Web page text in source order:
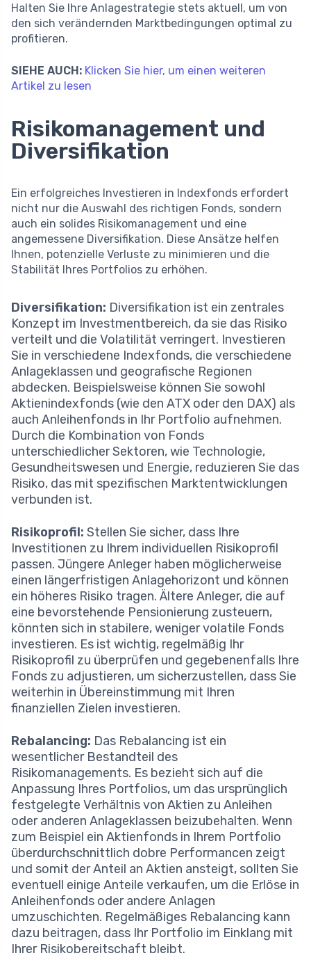
Halten Sie Ihre Anlagestrategie stets aktuell, um von
den sich verändernden Marktbedingungen optimal zu
profitieren.
SIEHE AUCH: Klicken Sie hier, um einen weiteren
Artikel zu lesen
Risikomanagement und
Diversifikation
Ein erfolgreiches Investieren in Indexfonds erfordert
nicht nur die Auswahl des richtigen Fonds, sondern
auch ein solides Risikomanagement und eine
angemessene Diversifikation. Diese Ansätze helfen
Ihnen, potenzielle Verluste zu minimieren und die
Stabilität Ihres Portfolios zu erhöhen.
Diversifikation: Diversifikation ist ein zentrales
Konzept im Investmentbereich, da sie das Risiko
verteilt und die Volatilität verringert. Investieren
Sie in verschiedene Indexfonds, die verschiedene
Anlageklassen und geografische Regionen
abdecken. Beispielsweise können Sie sowohl
Aktienindexfonds (wie den ATX oder den DAX) als
auch Anleihenfonds in Ihr Portfolio aufnehmen.
Durch die Kombination von Fonds
unterschiedlicher Sektoren, wie Technologie,
Gesundheitswesen und Energie, reduzieren Sie das
Risiko, das mit spezifischen Marktentwicklungen
verbunden ist.
Risikoprofil: Stellen Sie sicher, dass Ihre
Investitionen zu Ihrem individuellen Risikoprofil
passen. Jüngere Anleger haben möglicherweise
einen längerfristigen Anlagehorizont und können
ein höheres Risiko tragen. Ältere Anleger, die auf
eine bevorstehende Pensionierung zusteuern,
könnten sich in stabilere, weniger volatile Fonds
investieren. Es ist wichtig, regelmäßig Ihr
Risikoprofil zu überprüfen und gegebenenfalls Ihre
Fonds zu adjustieren, um sicherzustellen, dass Sie
weiterhin in Übereinstimmung mit Ihren
finanziellen Zielen investieren.
Rebalancing: Das Rebalancing ist ein
wesentlicher Bestandteil des
Risikomanagements. Es bezieht sich auf die
Anpassung Ihres Portfolios, um das ursprünglich
festgelegte Verhältnis von Aktien zu Anleihen
oder anderen Anlageklassen beizubehalten. Wenn
zum Beispiel ein Aktienfonds in Ihrem Portfolio
überdurchschnittlich dobre Performancen zeigt
und somit der Anteil an Aktien ansteigt, sollten Sie
eventuell einige Anteile verkaufen, um die Erlöse in
Anleihenfonds oder andere Anlagen
umzuschichten. Regelmäßiges Rebalancing kann
dazu beitragen, dass Ihr Portfolio im Einklang mit
Ihrer Risikobereitschaft bleibt.